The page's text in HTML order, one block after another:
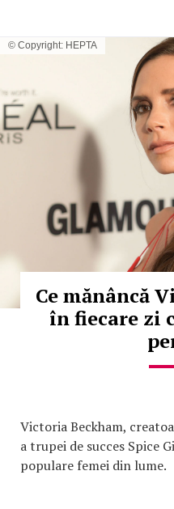
© Copyright: HEPTA
Ce mănâncă
în fiecare zi
Victoria Beckham,
a trupei de succes Spice
populare femei din lume.